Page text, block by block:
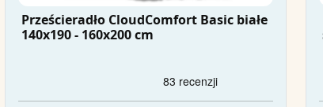
Prześcieradło CloudComfort Basic białe
140x190 - 160x200 cm